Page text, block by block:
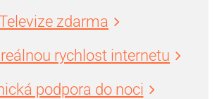
zdarma
rychlost internetu
podpora do noci